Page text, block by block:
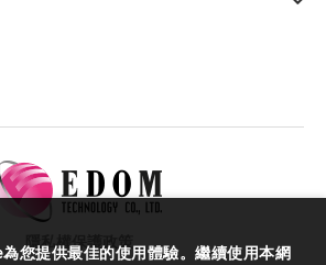
隱私權保護政策
您提供最佳的使用體驗。繼續使用本網